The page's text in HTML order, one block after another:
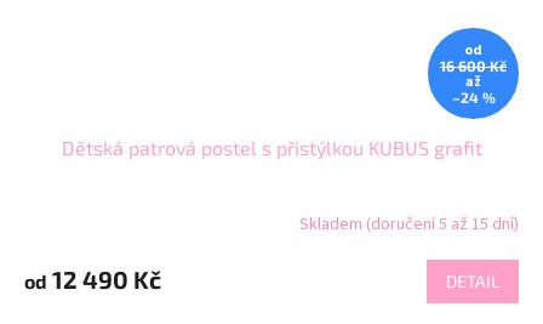
od
16 600 Kč
až
–24 %
Dětská patrová postel s přistýlkou KUBUS grafit
Skladem (doručení 5 až 15 dní)
od 12 490 Kč DETAIL